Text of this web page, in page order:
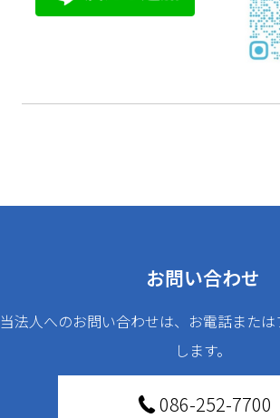
お問い合わせ
当法人へのお問い合わせは、お電話また
します。
086-252-7700